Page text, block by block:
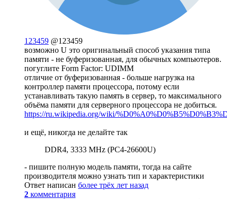
123459 @123459
возможно U это оригинальный способ указания типа
памяти - не буферизованная, для обычных компьютеров.
погуглите Form Factor: UDIMM
отличие от буферизованная - больше нагрузка на
контроллер памяти процессора, потому если
устанавливать такую память в сервер, то максимального
объёма памяти для серверного процессора не добиться.
https://ru.wikipedia.org/wiki/
и ещё, никогда не делайте так
DDR4, 3333 MHz (PC4-26600U)
- пишите полную модель памяти, тогда на сайте
производителя можно узнать тип и характеристики
Ответ написан более трёх лет назад
2 комментария